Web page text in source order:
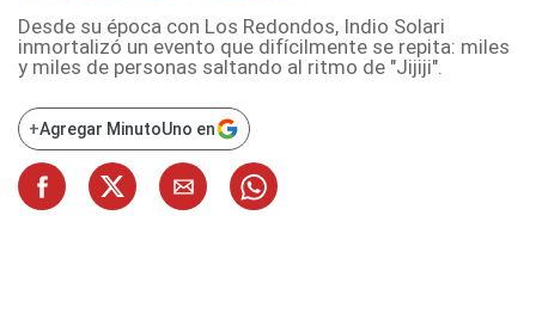
Desde su época con Los Redondos, Indio Solari
inmortalizó un evento que difícilmente se repita: miles
y miles de personas saltando al ritmo de "Jijiji".
+Agregar MinutoUno en